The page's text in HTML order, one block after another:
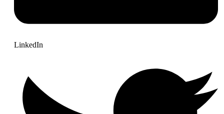
LinkedIn